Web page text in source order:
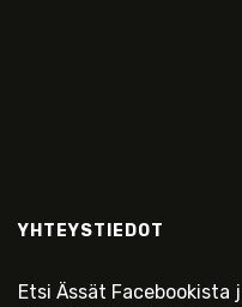
YHTEYSTIEDOT
Etsi Ässät Facebookista